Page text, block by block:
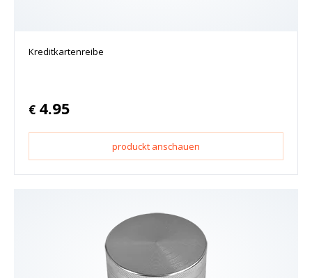
Kreditkartenreibe
€ 4.95
produckt anschauen